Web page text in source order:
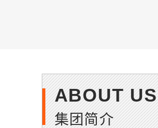
ABOUT US
集团简介